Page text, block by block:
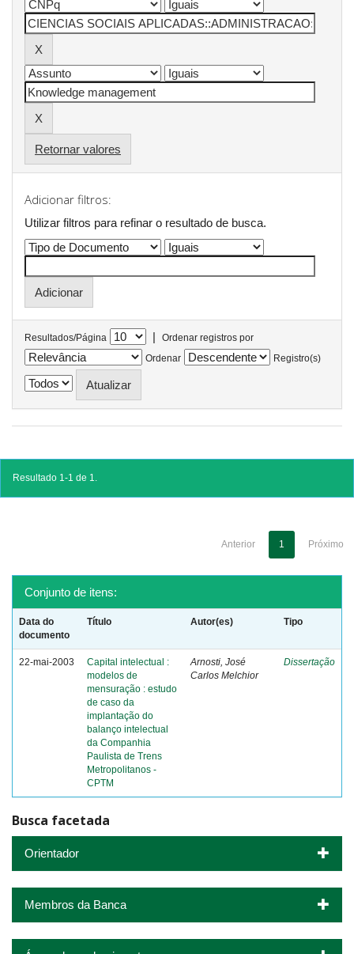
Retornar valores
Adicionar filtros:
Utilizar filtros para refinar o resultado de busca.
Resultados/Página |
Ordenar registros por
Ordenar
Registro(s)
Resultado 1-1 de 1.
Anterior 1 Próximo
Conjunto de itens:
Data do
documento
Título Autor(es) Tipo
22-mai-2003
Capital intelectual :
modelos de
mensuração : estudo
de caso da
implantação do
balanço intelectual
da Companhia
Paulista de Trens
Metropolitanos -
CPTM
Arnosti, José
Carlos Melchior
Dissertação
Busca facetada
Orientador
Membros da Banca